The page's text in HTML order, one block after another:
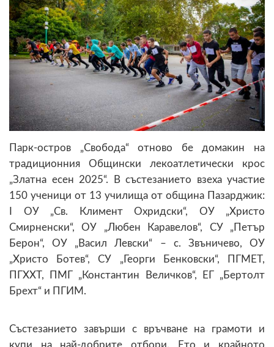
Парк-остров „Свобода“ отново бе домакин на
традиционния Общински лекоатлетически крос
„Златна есен 2025“. В състезанието взеха участие
150 ученици от 13 училища от община Пазарджик:
I ОУ „Св. Климент Охридски“, ОУ „Христо
Смирненски“, ОУ „Любен Каравелов“, СУ „Петър
Берон“, ОУ „Васил Левски“ – с. Звъничево, ОУ
„Христо Ботев“, СУ „Георги Бенковски“, ПГМЕТ,
ПГХХТ, ПМГ „Константин Величков“, ЕГ „Бертолт
Брехт“ и ПГИМ.
Състезанието завърши с връчване на грамоти и
купи на най-добрите отбори. Ето и крайното